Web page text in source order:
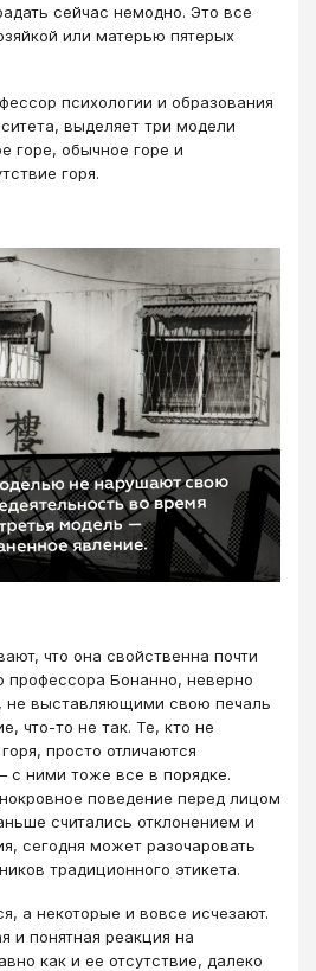
сейчас немодно. Это все
или матерью пятерых
психологии и образования
выделяет три модели
горе, обычное горе и
горя.
что она свойственна почти
Бонанно, неверно
не выставляющими свою печаль
что-то не так. Те, кто не
просто отличаются
ними тоже все в порядке.
поведение перед лицом
считались отклонением и
сегодня может разочаровать
традиционного этикета.
а некоторые и вовсе исчезают.
и понятная реакция на
как и ее отсутствие, далеко